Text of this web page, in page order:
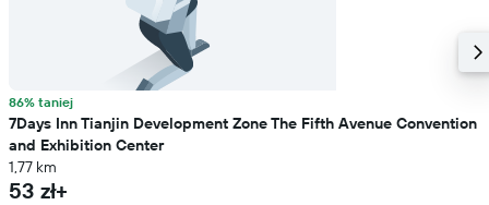
86% taniej
7Days Inn Tianjin Development Zone The Fifth Avenue Convention
and Exhibition Center
1,77 km
53 zł+